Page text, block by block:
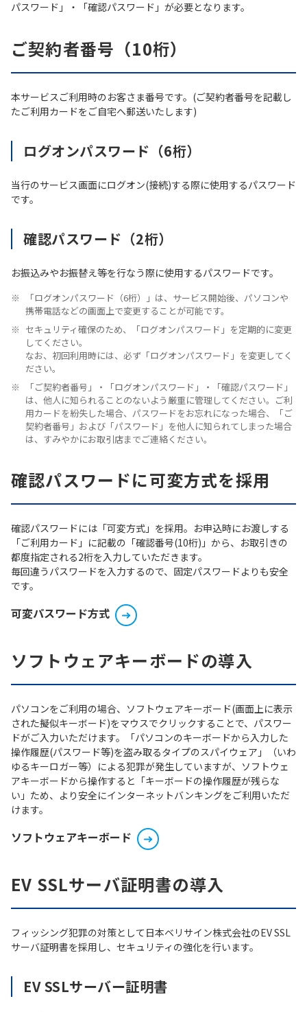
パスワード」・「確認パスワード」が必要となります。
ご契約者番号（10桁）
本サービスご利用時のお客さま番号です。(ご契約者番号を記載し
たご利用カードをご自宅へ郵送いたします)
ログオンパスワード（6桁）
当行のサービス画面にログオン(接続)する際に使用するパスワード
です。
確認パスワード（2桁）
お振込みやお振替え等を行なう際に使用するパスワードです。
「ログオンパスワード（6桁）」は、サービス開始後、パソコンや
携帯電話などの画面上で変更することが可能です。
セキュリティ確保のため、「ログオンパスワード」を定期的に変更
してください。
なお、初回利用時には、必ず「ログオンパスワード」を変更してく
ださい。
「ご契約者番号」・「ログオンパスワード」・「確認パスワード」
は、他人に知られることのないよう厳重に管理してください。ご利
用カードを紛失した場合、パスワードをお忘れになった場合、「ご
契約者番号」および「パスワード」を他人に知られてしまった場合
は、すみやかにお取引店までご連絡ください。
確認パスワードに可変方式を採用
確認パスワードには「可変方式」を採用。お申込時にお渡しする
「ご利用カード」に記載の「確認番号(10桁)」から、お取引きの
都度指定される2桁を入力していただきます。
毎回違うパスワードを入力するので、固定パスワードよりも安全
です。
可変パスワード方式
ソフトウェアキーボードの導入
パソコンをご利用の場合、ソフトウェアキーボード(画面上に表示
された擬似キーボード)をマウスでクリックすることで、パスワー
ドがご入力いただけます。「パソコンのキーボードから入力した
操作履歴(パスワード等)を盗み取るタイプのスパイウェア」（いわ
ゆるキーロガー等）による犯罪が発生していますが、ソフトウェ
アキーボードから操作すると「キーボードの操作履歴が残らな
い」ため、より安全にインターネットバンキングをご利用いただ
けます。
ソフトウェアキーボード
EV SSLサーバ証明書の導入
フィッシング犯罪の対策として日本ベリサイン株式会社のEV SSL
サーバ証明書を採用し、セキュリティの強化を行います。
EV SSLサーバー証明書